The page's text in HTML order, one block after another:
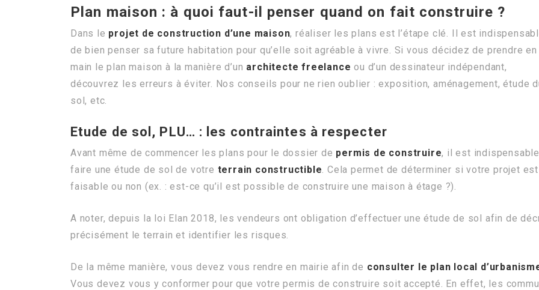
Plan maison : à quoi faut-il penser quand on fait construire ?
Dans le projet de construction d’une maison, réaliser les plans est l’étape clé. Il est
de bien penser sa future habitation pour qu’elle soit agréable à vivre. Si vous décidez de prendre en
main le plan maison à la manière d’un architecte freelance ou d’un dessinateur indépendant,
découvrez les erreurs à éviter. Nos conseils pour ne rien oublier : exposition, aménagement, étude
sol, etc.
Etude de sol, PLU… : les contraintes à respecter
Avant même de commencer les plans pour le dossier de permis de construire, il est
faire une étude de sol de votre terrain constructible. Cela permet de déterminer si votre projet est
faisable ou non (ex. : est-ce qu’il est possible de construire une maison à étage ?).
A noter, depuis la loi Elan 2018, les vendeurs ont obligation d’effectuer une étude de sol afin de
précisément le terrain et identifier les risques.
De la même manière, vous devez vous rendre en mairie afin de consulter le plan local
Vous devez vous y conformer pour que votre permis de construire soit accepté. En effet, les